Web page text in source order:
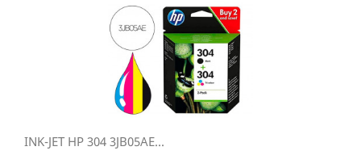
INK-JET HP 304 3JB05AE...